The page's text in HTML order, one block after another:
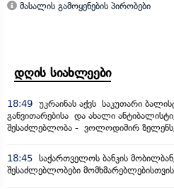
მასალის გამოყენების პირობები
დღის სიახლეები
18:49 უკრაინას აქვს საკუთარი
განვითარებისა და ახალი
შესაძლებლობა - ვოლოდიმირ
18:45 საქართველოს ბანკის
შესაძლებლობები მომხმარებლებისთვის